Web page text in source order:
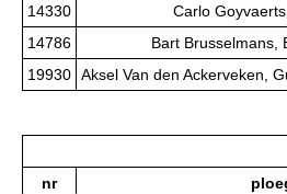
14330
Carlo
14786
Bart Brusselmans,
19930 Aksel Van den Ackerveken,
nr